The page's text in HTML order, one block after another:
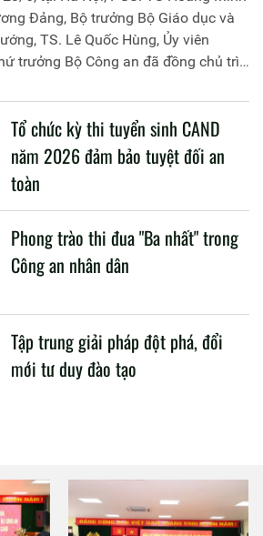
Đảng, Bộ trưởng Bộ Giáo dục và
TS. Lê Quốc Hùng, Ủy viên
trưởng Bộ Công an đã đồng chủ trì
giáo dục và đào tạo của lực lượng
Tổ chức kỳ thi tuyển sinh CAND
năm 2026 đảm bảo tuyệt đối an
toàn
Phong trào thi đua "Ba nhất" trong
Công an nhân dân
Tập trung giải pháp đột phá, đổi
mới tư duy đào tạo